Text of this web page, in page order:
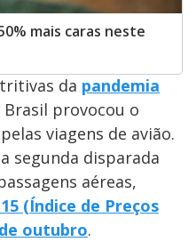
mais caras neste
da pandemia
Brasil provocou o
viagens de avião.
segunda disparada
aéreas,
(Índice de Preços
outubro.